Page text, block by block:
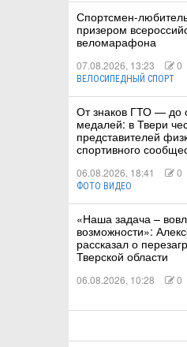
Спортсмен-
призером
веломарафона
07.08.2026, 13:23 0
ВЕЛОСИПЕДНЫЙ СПОРТ
От знаков ГТО — до
медалей: в Твери
представителей
спортивного
06.08.2026, 18:41 0
ФОТО ВИДЕО
«Наша задача –
возможности»:
рассказал о
Тверской области
06.08.2026, 10:28 0